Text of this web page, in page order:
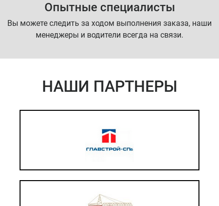
Опытные специалисты
Вы можете следить за ходом выполнения заказа, наши
менеджеры и водители всегда на связи.
НАШИ ПАРТНЕРЫ